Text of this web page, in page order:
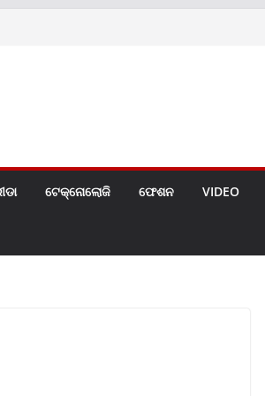
ଟେକ୍ନୋଲୋଜି ଫେଶନ VIDEO